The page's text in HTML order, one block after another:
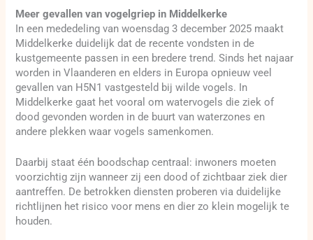
Meer gevallen van vogelgriep in Middelkerke
In een mededeling van woensdag 3 december 2025 maakt
Middelkerke duidelijk dat de recente vondsten in de
kustgemeente passen in een bredere trend. Sinds het najaar
worden in Vlaanderen en elders in Europa opnieuw veel
gevallen van H5N1 vastgesteld bij wilde vogels. In
Middelkerke gaat het vooral om watervogels die ziek of
dood gevonden worden in de buurt van waterzones en
andere plekken waar vogels samenkomen.
Daarbij staat één boodschap centraal: inwoners moeten
voorzichtig zijn wanneer zij een dood of zichtbaar ziek dier
aantreffen. De betrokken diensten proberen via duidelijke
richtlijnen het risico voor mens en dier zo klein mogelijk te
houden.